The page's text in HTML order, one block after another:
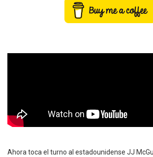
Ahora toca el turno al estadounidense JJ